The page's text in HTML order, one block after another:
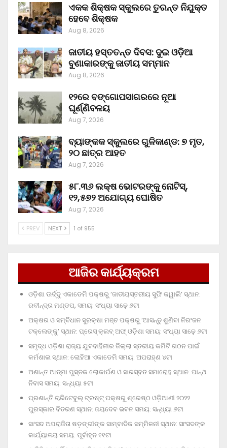
ଏକକ ଶିକ୍ଷକ ସ୍କୁଲରେ ତୁରନ୍ତ ନିଯୁକ୍ତ
ହେବେ ଶିକ୍ଷକ
Aug 8, 2026
ଜାତୀୟ ହସ୍ତତନ୍ତ ଦିବସ: ଦୁଇ ଓଡ଼ିଆ
ବୁଣାକାରଙ୍କୁ ଜାତୀୟ ସମ୍ମାନ
Aug 8, 2026
୧୨ରେ ବଙ୍ଗୋପସାଗରରେ ନୂଆ
ଘୂର୍ଣ୍ଣିବଳୟ
Aug 7, 2026
ବ୍ୟାଙ୍କକ ସ୍କୁଲରେ ଗୁଳିକାଣ୍ଡ: ୭ ମୃତ,
୨୦ ଛାତ୍ର ଆହତ
Aug 7, 2026
୫୮.୩୬ ଲକ୍ଷ ଭୋଟରଙ୍କୁ ନୋଟିସ୍‌,
୧୨,୫୭୨ ଅଯୋଗ୍ୟ ଘୋଷିତ
Aug 7, 2026
PREV NEXT 1 of 955
ଆଜିର କାର୍ଯ୍ୟକ୍ରମ
ଓଡ଼ିଶା ଊର୍ଦ୍ଦୁ ଏକାଡେମି ପକ୍ଷରୁ ‘ଜାତୀୟସ୍ତରୀୟ ସୁଫି କୱାଲି’ ସ୍ଥାନ:
ରବୀନ୍ଦ୍ର ମଣ୍ଡପ, ସମୟ: ସଂଧ୍ୟା ସାଢ଼େ ୬ଟା
ଅକ୍ଷର ଓ ସମ୍ବିଧାନ ସୁରକ୍ଷା ମଞ୍ଚ ପକ୍ଷରୁ ‘ଆସନ୍ତୁ ଶୁଣିବା ନିରଂଜନ
ଟକ୍‌ଲେଙ୍କୁ’ ସ୍ଥାନ: ପ୍ରେସ୍‌ କ୍ଲବ୍‌ ଅଫ୍‌ ଓଡ଼ିଶା ସମୟ: ସଂଧ୍ୟା ସାଢ଼େ ୬ଟା
ସମୃଦ୍ଧ ଓଡ଼ିଶା ରାଜ୍ୟ ଯୁବବାହିନୀର ଜିଲ୍ଲା ସ୍ତରୀୟ କମିଟି ଗଠନ ପାଇଁ
କର୍ମଶାଳା ସ୍ଥାନ: ଲୋହିଆ ଏକାଡେମି ସମୟ: ଅପରାହ୍‌ଣ ୪ଟା
ଅଶାନ୍ତ ଆତ୍ମା ପୁସ୍ତକ ଲୋକାର୍ପଣ ଓ ସାରସ୍ବତ ସମାରୋହ ସ୍ଥାନ: ପାନ୍ଥ
ନିବାସ ସମୟ: ସନ୍ଧ୍ୟା ୫ଟା
ପ୍ରଶାନ୍ତି ଚାରିଟେବୁଲ୍‌ ଟ୍ରଷ୍ଟ୍‌ ପକ୍ଷରୁ ଶ୍ରେଷ୍ଠ ଓଡ଼ିଆଣୀ ୨୦୨୨
ପୁରସ୍କାର ବିତରଣ ସ୍ଥାନ: ଜୟଦେବ ଭବନ ସମୟ: ସନ୍ଧ୍ୟା ୬ଟା
ସାଂସଦ ଅପରାଜିତା ଷଡ଼ଙ୍ଗୀଙ୍କ ସାମ୍ବାଦିକ ସମ୍ମିଳନୀ ସ୍ଥାନ: ସାଂସଦଙ୍କ
କାର୍ଯ୍ୟାଳୟ ସମୟ: ପୂର୍ବାହ୍ନ ୧୧ଟା